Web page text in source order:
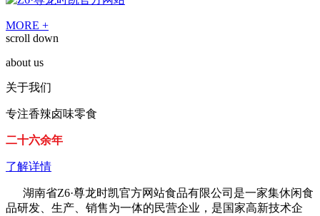
MORE +
scroll down
about us
关于我们
专注香辣卤味零食
二十六余年
了解详情
湖南省Z6·尊龙时凯官方网站食品有限公司是一家集休闲食
品研发、生产、销售为一体的民营企业，是国家高新技术企